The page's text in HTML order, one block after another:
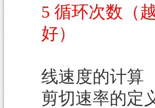
5 循环次数（
好）
线速度的计算
剪切速率的定